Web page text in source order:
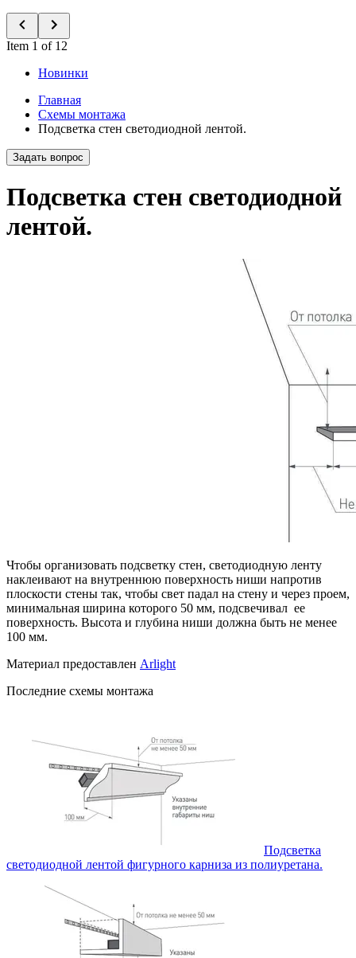
Item 1 of 12
Новинки
Главная
Схемы монтажа
Подсветка стен светодиодной лентой.
Задать вопрос
Подсветка стен светодиодной
лентой.
Чтобы организовать подсветку стен, светодиодную ленту
наклеивают на внутреннюю поверхность ниши напротив
плоскости стены так, чтобы свет падал на стену и через проем,
минимальная ширина которого 50 мм, подсвечивал ее
поверхность. Высота и глубина ниши должна быть не менее
100 мм.
Материал предоставлен Arlight
Последние схемы монтажа
Подсветка
светодиодной лентой фигурного карниза из полиуретана.